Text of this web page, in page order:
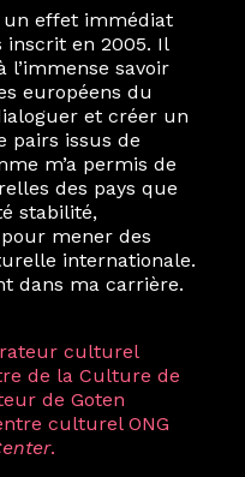
un effet immédiat
inscrit en 2005. Il
l’immense savoir
européens du
et créer un
pairs issus de
m’a permis de
des pays que
stabilité,
mener des
internationale.
dans ma carrière.
culturel
de la Culture de
de Goten
culturel ONG
.